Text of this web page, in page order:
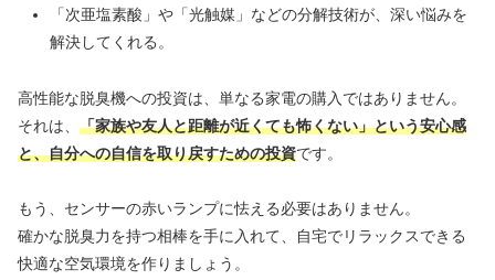
「次亜塩素酸」や「光触媒」などの分解技術が、深い悩みを
解決してくれる。
高性能な脱臭機への投資は、単なる家電の購入ではありません。
それは、 「家族や友人と距離が近くても怖くない」という安心感
と、自分への自信を取り戻すための投資です。
もう、センサーの赤いランプに怯える必要はありません。
確かな脱臭力を持つ相棒を手に入れて、自宅でリラックスできる
快適な空気環境を作りましょう。